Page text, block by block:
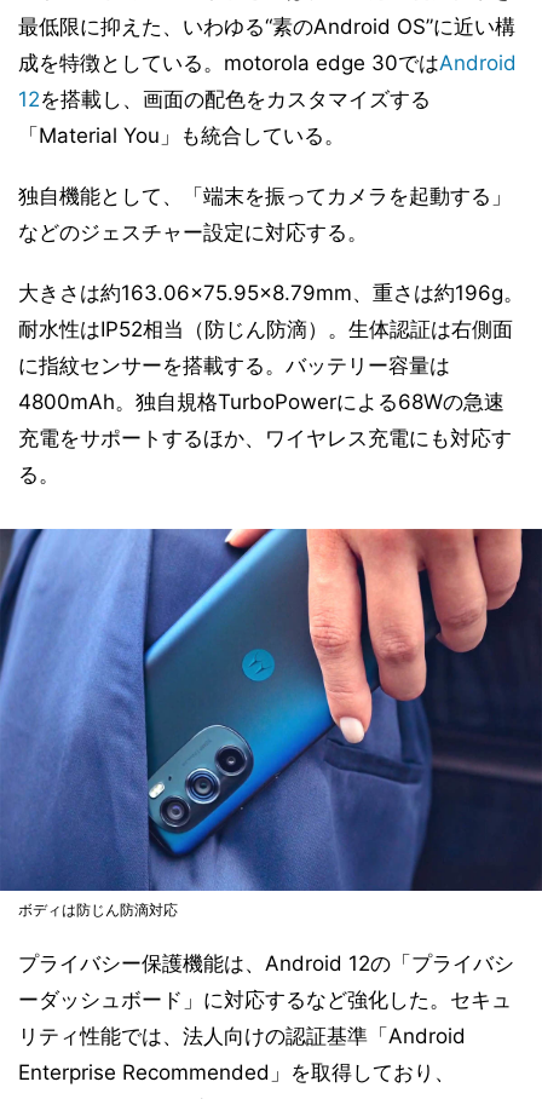
最低限に抑えた、いわゆる“素のAndroid OS”に近い構
成を特徴としている。motorola edge 30ではAndroid
12を搭載し、画面の配色をカスタマイズする
「Material You」も統合している。
独自機能として、「端末を振ってカメラを起動する」
などのジェスチャー設定に対応する。
大きさは約163.06×75.95×8.79mm、重さは約196g。
耐水性はIP52相当（防じん防滴）。生体認証は右側面
に指紋センサーを搭載する。バッテリー容量は
4800mAh。独自規格TurboPowerによる68Wの急速
充電をサポートするほか、ワイヤレス充電にも対応す
る。
ボディは防じん防滴対応
プライバシー保護機能は、Android 12の「プライバシ
ーダッシュボード」に対応するなど強化した。セキュ
リティ性能では、法人向けの認証基準「Android
Enterprise Recommended」を取得しており、